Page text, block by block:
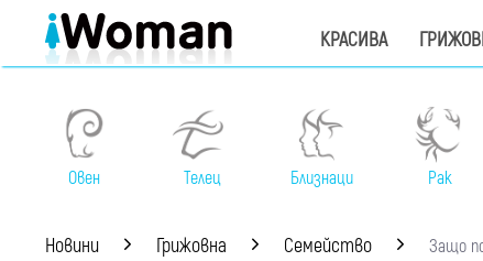
КРАСИВА
Овен Телец Близнаци Рак
Новини Грижовна Семейство Защо